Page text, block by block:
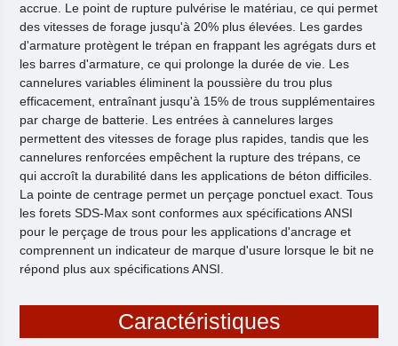
accrue. Le point de rupture pulvérise le matériau, ce qui permet
des vitesses de forage jusqu'à 20% plus élevées. Les gardes
d'armature protègent le trépan en frappant les agrégats durs et
les barres d'armature, ce qui prolonge la durée de vie. Les
cannelures variables éliminent la poussière du trou plus
efficacement, entraînant jusqu'à 15% de trous supplémentaires
par charge de batterie. Les entrées à cannelures larges
permettent des vitesses de forage plus rapides, tandis que les
cannelures renforcées empêchent la rupture des trépans, ce
qui accroît la durabilité dans les applications de béton difficiles.
La pointe de centrage permet un perçage ponctuel exact. Tous
les forets SDS-Max sont conformes aux spécifications ANSI
pour le perçage de trous pour les applications d'ancrage et
comprennent un indicateur de marque d'usure lorsque le bit ne
répond plus aux spécifications ANSI.
Caractéristiques